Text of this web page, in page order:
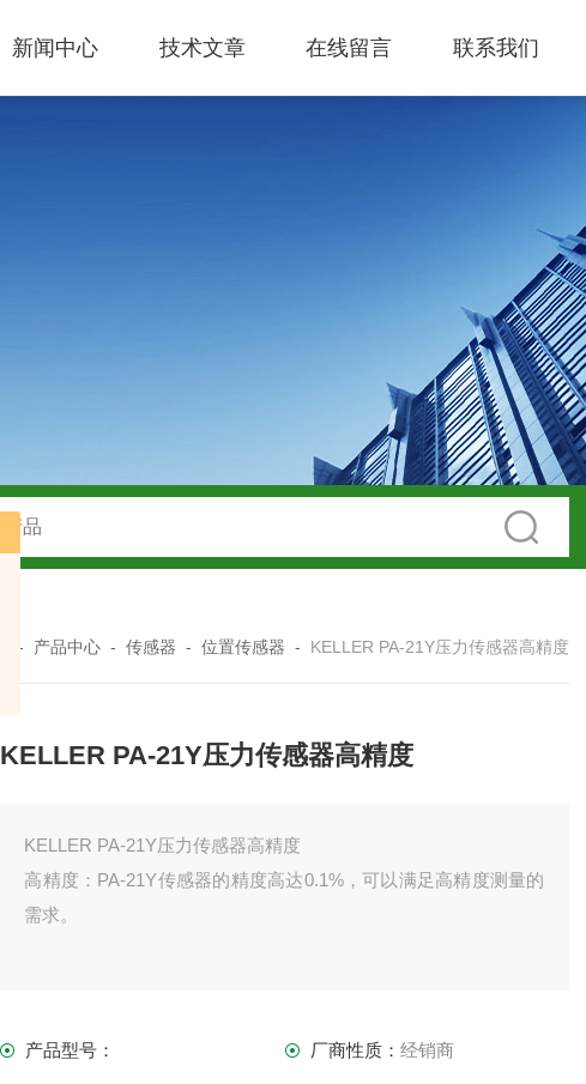
新闻中心 技术文章 在线留言 联系我们
- 产品中心 - 传感器 - 位置传感器 - KELLER PA-21Y压力传感器高精度
KELLER PA-21Y压力传感器高精度
KELLER PA-21Y压力传感器高精度
高精度：PA-21Y传感器的精度高达0.1%，可以满足高精度测量的
需求。
产品型号： 厂商性质： 经销商